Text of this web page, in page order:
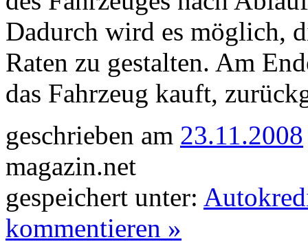
Dadurch wird es möglich,
Raten zu gestalten. Am
das Fahrzeug kauft,
geschrieben am 23.11.2008
magazin.net
gespeichert unter:
kommentieren »